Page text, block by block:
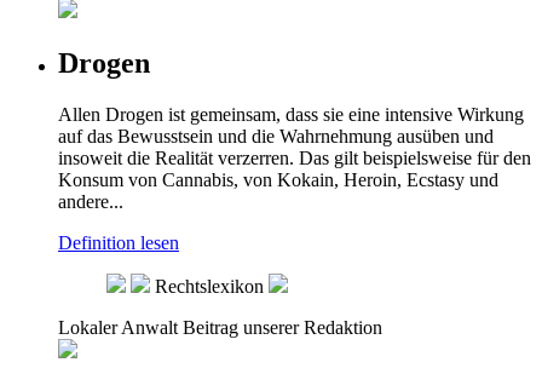
Drogen
Allen Drogen ist gemeinsam, dass sie eine intensive Wirkung
auf das Bewusstsein und die Wahrnehmung ausüben und
insoweit die Realität verzerren. Das gilt beispielsweise für den
Konsum von Cannabis, von Kokain, Heroin, Ecstasy und
andere...
Definition lesen
Rechtslexikon
Lokaler Anwalt Beitrag unserer Redaktion